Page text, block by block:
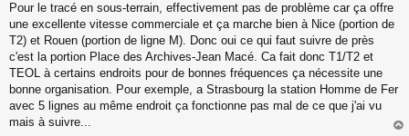
e
s
s
a
g
e
n
o
n
Pour le tracé en sous-terrain, effectivement pas de problème car ça offre
une excellente vitesse commerciale et ça marche bien à Nice (portion de
T2) et Rouen (portion de ligne M). Donc oui ce qui faut suivre de près
c'est la portion Place des Archives-Jean Macé. Ca fait donc T1/T2 et
TEOL à certains endroits pour de bonnes fréquences ça nécessite une
bonne organisation. Pour exemple, a Strasbourg la station Homme de Fer
avec 5 lignes au même endroit ça fonctionne pas mal de ce que j'ai vu
mais à suivre...